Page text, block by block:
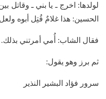
لولدها: اخرج ـ يا بني ـ وقاتل
الحسين: هذا غلامٌ قُتِل أبوه
فقال الشاب: أُمي أمرتني بذلك.
ثم برز وهو يقول:
سرور فؤاد البشير النذير